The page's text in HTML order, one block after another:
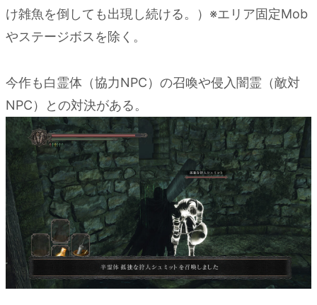
け雑魚を倒しても出現し続ける。）※エリア固定Mob
やステージボスを除く。
今作も白霊体（協力NPC）の召喚や侵入闇霊（敵対
NPC）との対決がある。